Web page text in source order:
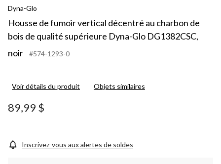
Dyna-Glo
Housse de fumoir vertical décentré au charbon de
bois de qualité supérieure Dyna-Glo DG1382CSC,
noir
#574-1293-0
Voir détails du produit Objets similaires
89,99 $
Inscrivez-vous aux alertes de soldes